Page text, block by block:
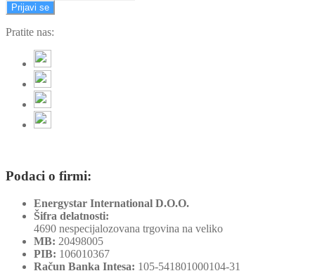
Prijavi se
Pratite nas:
Podaci o firmi:
Energystar International D.O.O.
Šifra delatnosti:
4690 nespecijalozovana trgovina na veliko
MB: 20498005
PIB: 106010367
Račun Banka Intesa: 105-541801000104-31